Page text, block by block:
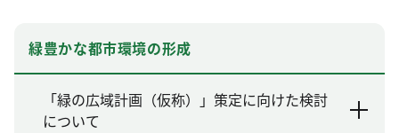
緑豊かな都市環境の形成
「緑の広域計画（仮称）」策定に向けた検討
について